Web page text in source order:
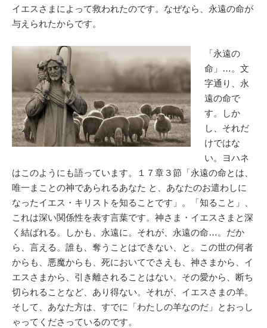
イエスさまによって救われたのです。なぜなら、永遠の命が
与えられたからです。
「永遠の
命」…。文
字通り、永
遠の命で
す。しか
し、それだ
けではな
い。ヨハネ
はこのようにも語っています。１７章３節「永遠の命とは、
唯一まことの神であられるあなた と、あなたのお遣わしに
なったイエス・キリストを知ることです」。「知ること」、
これは深い関係性を表す言葉です。神さま・イエスさまと深
く結ばれる。しかも、永遠に。それが、永遠の命…。だか
ら、言える。誰も、奪うことはできない、と。この世の何者
からも、悪魔からも、死においてでさえも、神さまから、イ
エスさまから、引き離されることはない。その愛から、断ち
切られることなど、あり得ない。それが、イエスさまの羊。
そして、あなた方は、すでに「わたしの羊なのだ」とおっし
ゃってくださっているのです。